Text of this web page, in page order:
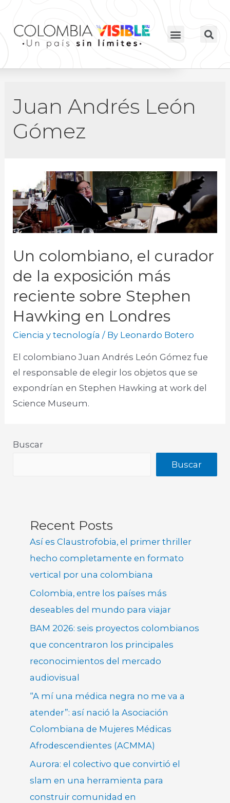
Juan Andrés León
Gómez
Un colombiano, el curador
de la exposición más
reciente sobre Stephen
Hawking en Londres
Ciencia y tecnología / By Leonardo Botero
El colombiano Juan Andrés León Gómez fue
el responsable de elegir los objetos que se
expondrían en Stephen Hawking at work del
Science Museum.
Buscar
Buscar
Recent Posts
Así es Claustrofobia, el primer thriller
hecho completamente en formato
vertical por una colombiana
Colombia, entre los países más
deseables del mundo para viajar
BAM 2026: seis proyectos colombianos
que concentraron los principales
reconocimientos del mercado
audiovisual
“A mí una médica negra no me va a
atender”: así nació la Asociación
Colombiana de Mujeres Médicas
Afrodescendientes (ACMMA)
Aurora: el colectivo que convirtió el
slam en una herramienta para
construir comunidad en